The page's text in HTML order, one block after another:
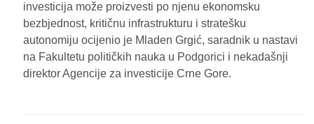
investicija može proizvesti po njenu ekonomsku
bezbjednost, kritičnu infrastrukturu i stratešku
autonomiju ocijenio je Mladen Grgić, saradnik u nastavi
na Fakultetu političkih nauka u Podgorici i nekadašnji
direktor Agencije za investicije Crne Gore.